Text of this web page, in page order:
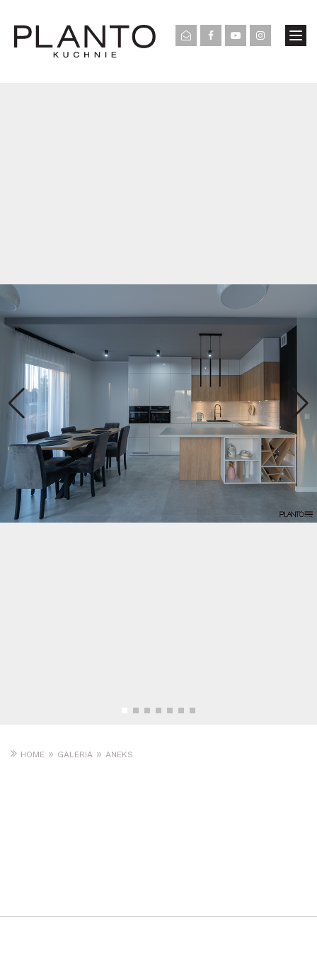
HOME » GALERIA » ANEKS